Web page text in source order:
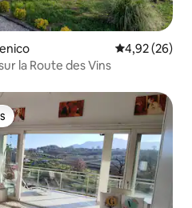
Évaluation
4,92 (26)
la Route des Vins
plus appréciés